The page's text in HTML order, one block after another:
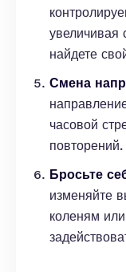
увеличивая
найдете
Смена
часовой
повторений.
Бросьте
изменяйте
коленям